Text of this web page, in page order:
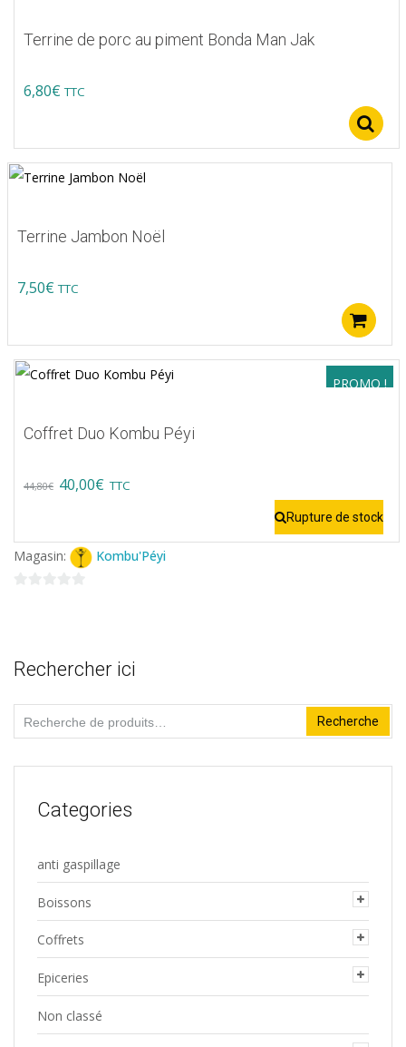
Terrine de porc au piment Bonda Man Jak
6,80€ TTC
Terrine Jambon Noël
7,50€ TTC
PROMO !
Coffret Duo Kombu Péyi
44,80€ Original
was:
44,80€.
40,00€ Current
is:
TTC
Rupture de stock
Magasin: Kombu'Péyi
Rechercher ici
Recherche
pour :
Recherche
Categories
anti gaspillage
Boissons
Coffrets
Epiceries
Non classé